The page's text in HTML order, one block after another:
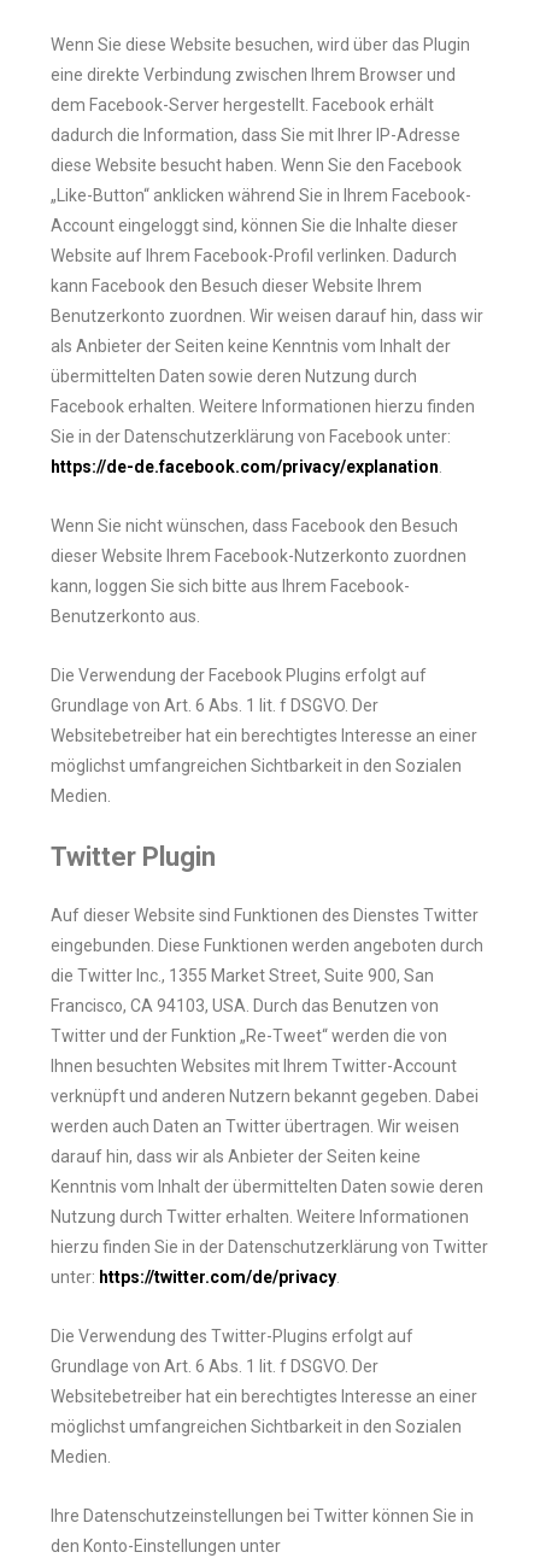
Wenn Sie diese Website besuchen, wird über das Plugin
eine direkte Verbindung zwischen Ihrem Browser und
dem Facebook-Server hergestellt. Facebook erhält
dadurch die Information, dass Sie mit Ihrer IP-Adresse
diese Website besucht haben. Wenn Sie den Facebook
„Like-Button“ anklicken während Sie in Ihrem Facebook-
Account eingeloggt sind, können Sie die Inhalte dieser
Website auf Ihrem Facebook-Profil verlinken. Dadurch
kann Facebook den Besuch dieser Website Ihrem
Benutzerkonto zuordnen. Wir weisen darauf hin, dass wir
als Anbieter der Seiten keine Kenntnis vom Inhalt der
übermittelten Daten sowie deren Nutzung durch
Facebook erhalten. Weitere Informationen hierzu finden
Sie in der Datenschutzerklärung von Facebook unter:
https://de-de.facebook.com/privacy/explanation
Wenn Sie nicht wünschen, dass Facebook den Besuch
dieser Website Ihrem Facebook-Nutzerkonto zuordnen
kann, loggen Sie sich bitte aus Ihrem Facebook-
Benutzerkonto aus.
Die Verwendung der Facebook Plugins erfolgt auf
Grundlage von Art. 6 Abs. 1 lit. f DSGVO. Der
Websitebetreiber hat ein berechtigtes Interesse an einer
möglichst umfangreichen Sichtbarkeit in den Sozialen
Medien.
Twitter Plugin
Auf dieser Website sind Funktionen des Dienstes Twitter
eingebunden. Diese Funktionen werden angeboten durch
die Twitter Inc., 1355 Market Street, Suite 900, San
Francisco, CA 94103, USA. Durch das Benutzen von
Twitter und der Funktion „Re-Tweet“ werden die von
Ihnen besuchten Websites mit Ihrem Twitter-Account
verknüpft und anderen Nutzern bekannt gegeben. Dabei
werden auch Daten an Twitter übertragen. Wir weisen
darauf hin, dass wir als Anbieter der Seiten keine
Kenntnis vom Inhalt der übermittelten Daten sowie deren
Nutzung durch Twitter erhalten. Weitere Informationen
hierzu finden Sie in der Datenschutzerklärung von Twitter
unter: https://twitter.com/de/privacy
Die Verwendung des Twitter-Plugins erfolgt auf
Grundlage von Art. 6 Abs. 1 lit. f DSGVO. Der
Websitebetreiber hat ein berechtigtes Interesse an einer
möglichst umfangreichen Sichtbarkeit in den Sozialen
Medien.
Ihre Datenschutzeinstellungen bei Twitter können Sie in
den Konto-Einstellungen unter